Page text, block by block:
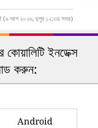
(৯ আগ ২০২৬, দুপুর ১২:৩৪ সময়)
ইনডেক্স
করুন:
Android